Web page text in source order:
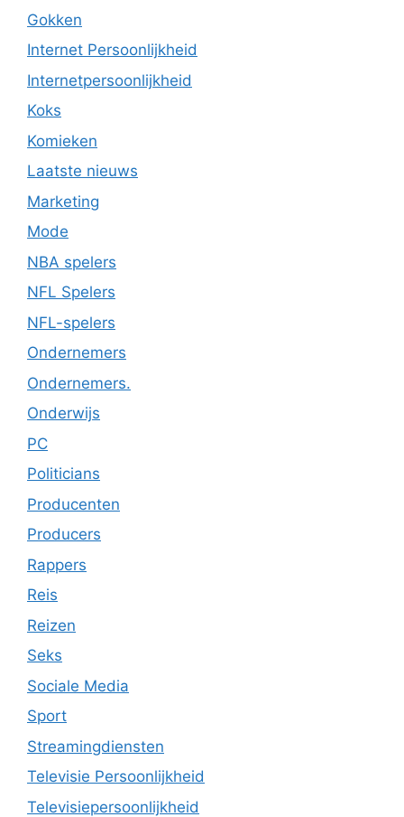
Gokken
Internet Persoonlijkheid
Internetpersoonlijkheid
Koks
Komieken
Laatste nieuws
Marketing
Mode
NBA spelers
NFL Spelers
NFL-spelers
Ondernemers
Ondernemers.
Onderwijs
PC
Politicians
Producenten
Producers
Rappers
Reis
Reizen
Seks
Sociale Media
Sport
Streamingdiensten
Televisie Persoonlijkheid
Televisiepersoonlijkheid